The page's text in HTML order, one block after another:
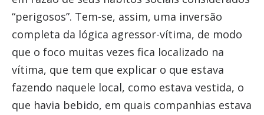
“perigosos”. Tem-se, assim, uma inversão
completa da lógica agressor-vítima, de modo
que o foco muitas vezes fica localizado na
vítima, que tem que explicar o que estava
fazendo naquele local, como estava vestida, o
que havia bebido, em quais companhias estava